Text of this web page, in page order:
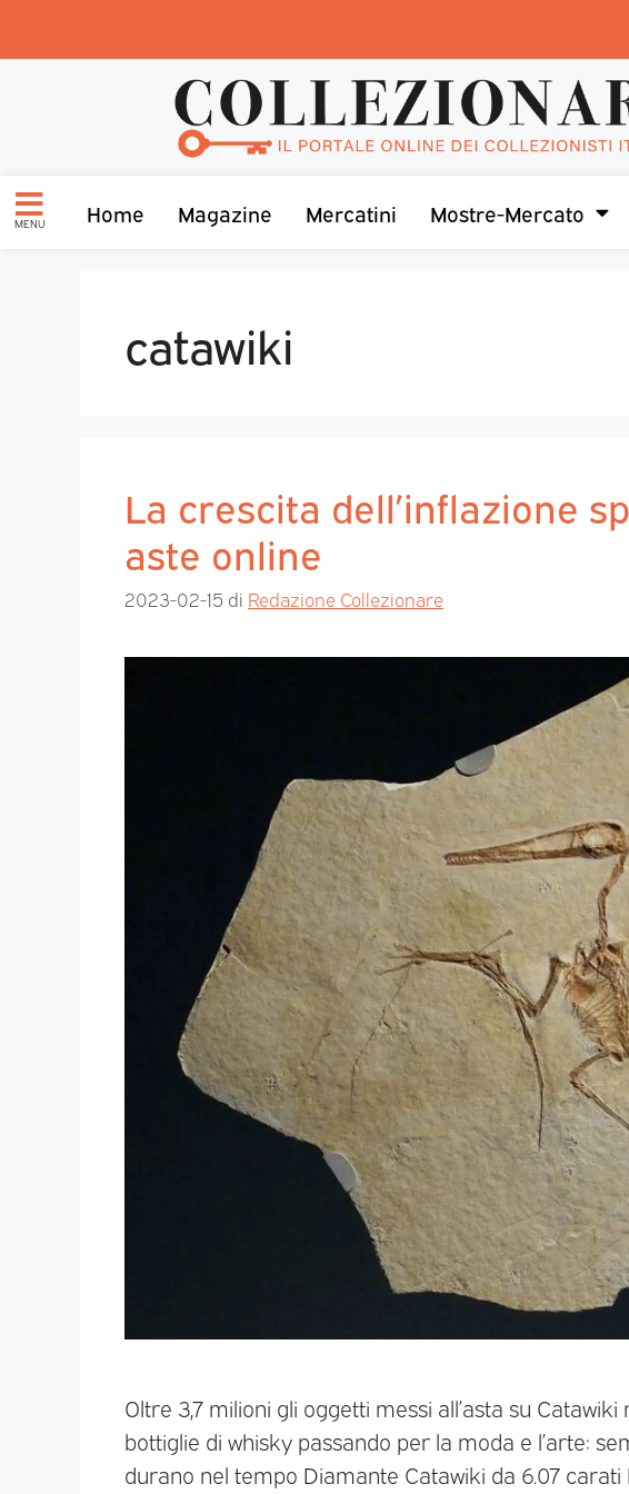
MENU Home Magazine Mercatini Mostre-Mercato
catawiki
La crescita dell’inflazione
aste online
2023-02-15 di Redazione Collezionare
Oltre 3,7 milioni gli oggetti messi all’asta su
bottiglie di whisky passando per la moda e l’arte:
durano nel tempo Diamante Catawiki da 6.07 carati